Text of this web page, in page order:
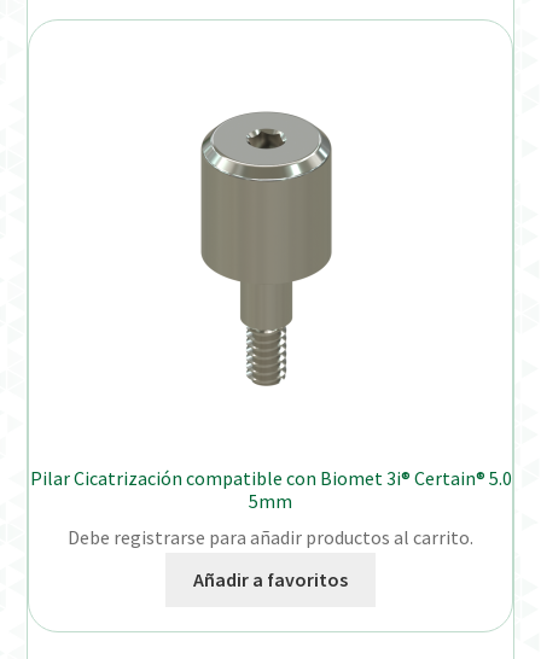
Pilar Cicatrización compatible con Biomet 3i® Certain® 5.0
5mm
Debe registrarse para añadir productos al carrito.
Añadir a favoritos